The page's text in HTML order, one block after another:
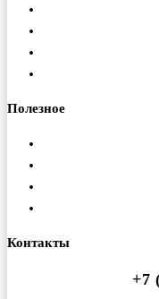
Полезное
Контакты
+7